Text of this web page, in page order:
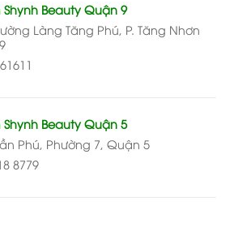
Shynh Beauty Quận 9
Làng Tăng Phú, P. Tăng Nhơn
Shynh Beauty Quận 5
Phú, Phường 7, Quận 5
8779